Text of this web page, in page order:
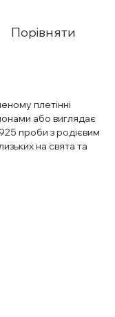
Порівняти
плетінні
або виглядає
проби з родієвим
на свята та